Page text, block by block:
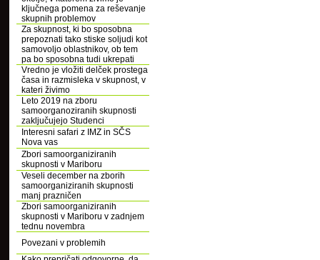
ključnega pomena za reševanje
skupnih problemov
Za skupnost, ki bo sposobna
prepoznati tako stiske soljudi kot
samovoljo oblastnikov, ob tem
pa bo sposobna tudi ukrepati
Vredno je vložiti delček prostega
časa in razmisleka v skupnost, v
kateri živimo
Leto 2019 na zboru
samoorganoziranih skupnosti
zaključujejo Studenci
Interesni safari z IMZ in SČS
Nova vas
Zbori samoorganiziranih
skupnosti v Mariboru
Veseli december na zborih
samoorganiziranih skupnosti
manj prazničen
Zbori samoorganiziranih
skupnosti v Mariboru v zadnjem
tednu novembra
Povezani v problemih